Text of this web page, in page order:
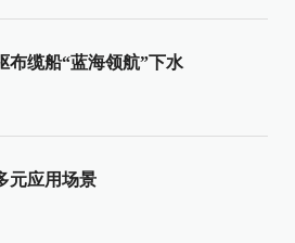
布缆船“蓝海领航”下水
元应用场景